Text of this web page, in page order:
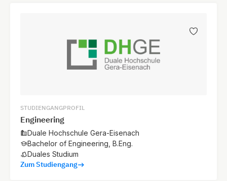
STUDIENGANGPROFIL
Engineering
Duale Hochschule Gera-Eisenach
Bachelor of Engineering, B.Eng.
Duales Studium
Zum Studiengang